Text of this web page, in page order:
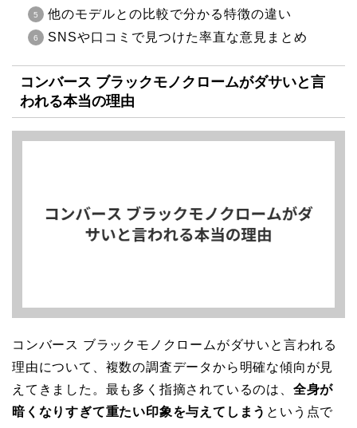
他のモデルとの比較で分かる特徴の違い
SNSや口コミで見つけた率直な意見まとめ
コンバース ブラックモノクロームがダサいと言
われる本当の理由
コンバース ブラックモノクロームがダサいと言われる
理由について、複数の調査データから明確な傾向が見
えてきました。最も多く指摘されているのは、 全身が
暗くなりすぎて重たい印象を与えてしまう という点で